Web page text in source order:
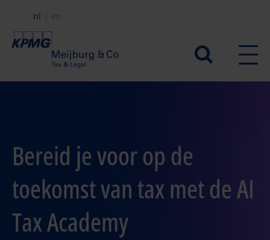
naar
Secundair
menu
nl en
Bereid je voor op de
toekomst van tax met de AI
Tax Academy